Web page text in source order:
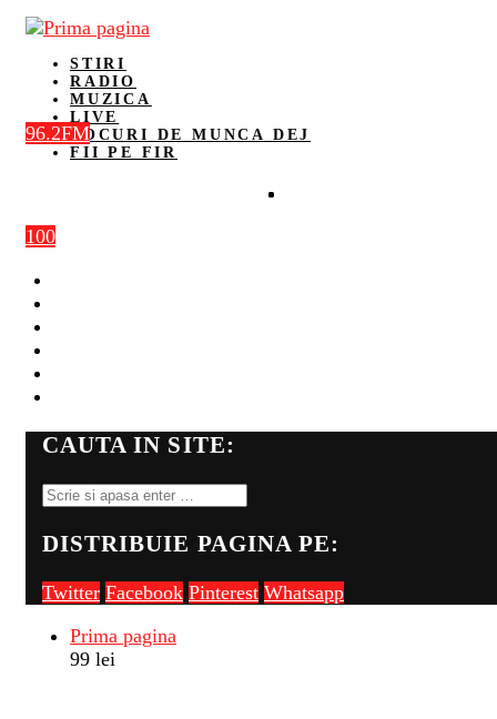
STIRI
RADIO
MUZICA
LIVE
LOCURI DE MUNCA DEJ
FII PE FIR
100
96.2FM
CAUTA IN SITE:
DISTRIBUIE PAGINA PE:
Twitter Facebook Pinterest Whatsapp
Prima pagina
99 lei